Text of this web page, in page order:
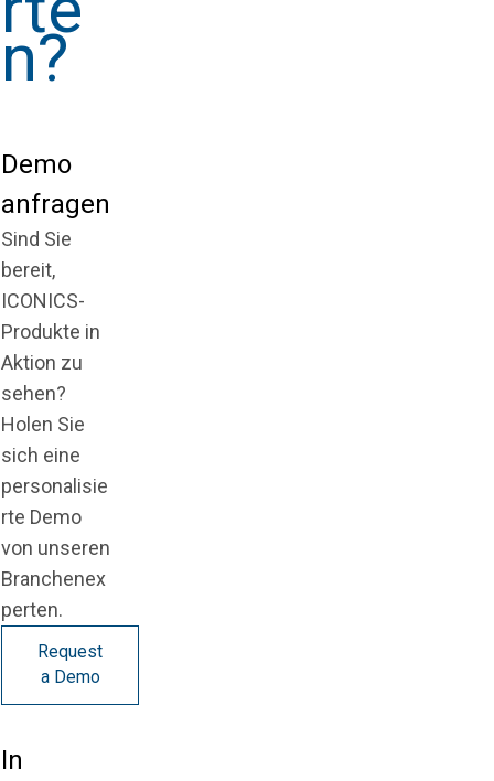
n?
Demo
anfragen
Sind Sie
bereit,
ICONICS-
Produkte in
Aktion zu
sehen?
Holen Sie
sich eine
personalisie
rte Demo
von unseren
Branchenex
perten.
Request
a Demo
In